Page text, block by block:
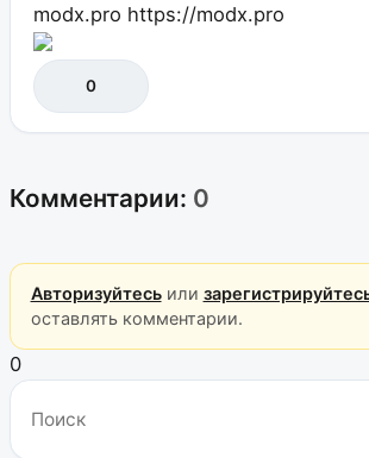
modx.pro https://modx.pro
0
Комментарии: 0
Авторизуйтесьили
оставлять комментарии.
0